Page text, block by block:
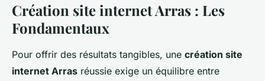
Création site internet Arras : Les
Fondamentaux
Pour offrir des résultats tangibles, une création site
internet Arras réussie exige un équilibre entre